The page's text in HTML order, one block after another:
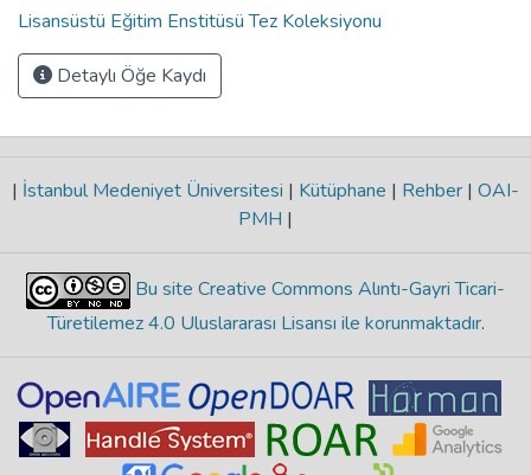
Lisansüstü Eğitim Enstitüsü Tez Koleksiyonu
Detaylı Öğe Kaydı
| İstanbul Medeniyet Üniversitesi | Kütüphane | Rehber | OAI-
PMH |
Bu site Creative Commons Alıntı-Gayri Ticari-
Türetilemez 4.0 Uluslararası Lisansı ile korunmaktadır.